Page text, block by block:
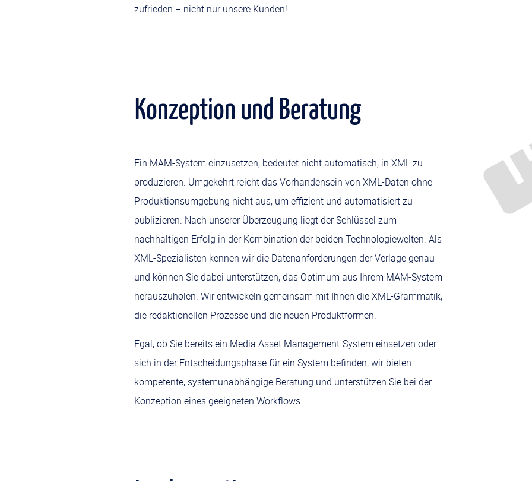
zufrieden – nicht nur unsere Kunden!
Konzeption und Beratung
Ein MAM-System einzusetzen, bedeutet nicht automatisch, in XML zu
produzieren. Umgekehrt reicht das Vorhandensein von XML-Daten ohne
Produktionsumgebung nicht aus, um effizient und automatisiert zu
publizieren. Nach unserer Überzeugung liegt der Schlüssel zum
nachhaltigen Erfolg in der Kombination der beiden Technologiewelten. Als
XML-Spezialisten kennen wir die Datenanforderungen der Verlage genau
und können Sie dabei unterstützen, das Optimum aus Ihrem MAM-System
herauszuholen. Wir entwickeln gemeinsam mit Ihnen die XML-Grammatik,
die redaktionellen Prozesse und die neuen Produktformen.
Egal, ob Sie bereits ein Media Asset Management-System einsetzen oder
sich in der Entscheidungsphase für ein System befinden, wir bieten
kompetente, systemunabhängige Beratung und unterstützen Sie bei der
Konzeption eines geeigneten Workflows.